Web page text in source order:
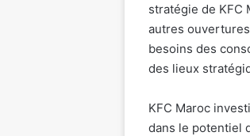
stratégie de KFC
autres
besoins des
des lieux
KFC Maroc
dans le potentiel